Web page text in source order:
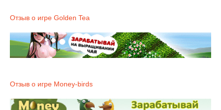
Отзыв о игре Golden Tea
Отзыв о игре Money-birds